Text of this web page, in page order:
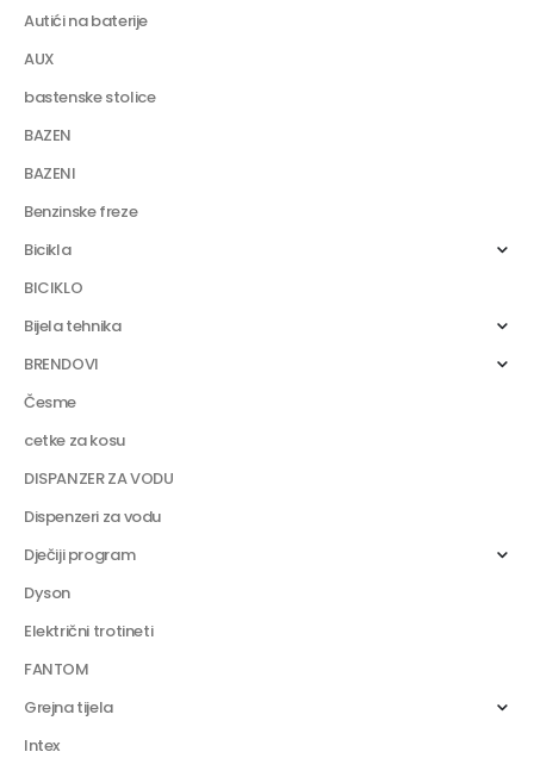
Autići na baterije
AUX
bastenske stolice
BAZEN
BAZENI
Benzinske freze
Bicikla
BICIKLO
Bijela tehnika
BRENDOVI
Česme
cetke za kosu
DISPANZER ZA VODU
Dispenzeri za vodu
Dječiji program
Dyson
Električni trotineti
FANTOM
Grejna tijela
Intex